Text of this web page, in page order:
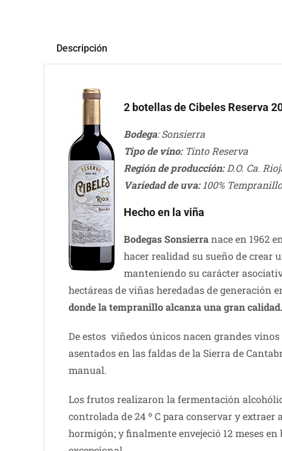
Descripción
2 botellas de Cibeles Reserva
Bodega: Sonsierra
Tipo de vino:Tinto Reserva
Región de producción:D.O. Ca.
Variedad de uva: 100% Tempranillo
Hecho en la viña
Bodegas Sonsierranace en 1962
hacer realidad su sueño de crear
manteniendo su carácter
hectáreas de viñas heredadas de generación
donde la tempranillo alcanza una gran calidad.
De estos viñedos únicos nacen grandes vinos
asentados en las faldas de la Sierra de
manual.
Los frutos realizaron la fermentación
controlada de 24 º C para conservar y
hormigón; y finalmente envejeció 12 meses